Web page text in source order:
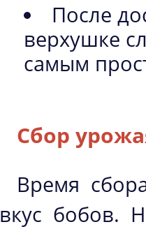
После
верхушке
самым
Сбор
Время
вкус бобов.